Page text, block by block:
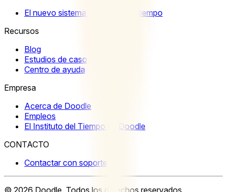
El nuevo sistema operativo del tiempo
Recursos
Blog
Estudios de caso
Centro de ayuda
Empresa
Acerca de Doodle
Empleos
El Instituto del Tiempo de Doodle
CONTACTO
Contactar con soporte
© 2026 Doodle. Todos los derechos reservados.